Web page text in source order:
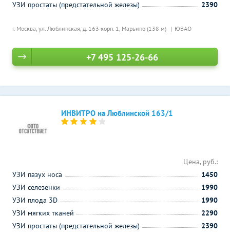
г. Москва, ул. Люблинская, д. 163 корп. 1, Марьино (138 м) ЮВАО
УЗИ простаты (предстательной железы)
2390
+7 495 125-26-66
ИНВИТРО на Люблинской 163/1
Цена, руб.:
УЗИ пазух носа
1450
УЗИ селезенки
1990
УЗИ плода 3D
1990
УЗИ мягких тканей
2290
УЗИ простаты (предстательной железы)
2390